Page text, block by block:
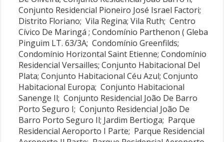
Conjunto Residencial Pioneiro José Israel Factori;
Distrito Floriano; Vila Regina; Vila Ruth; Centro
Cívico De Maringá ; Condomínio Parthenon ( Gleba
Pinguim LT. 63/3A; Condomínio Greenfilds;
Condomínio Horizontal Saint Etienne; Condomínio
Residencial Versailles; Conjunto Habitacional Del
Plata; Conjunto Habitacional Céu Azul; Conjunto
Habitacional Europa; Conjunto Habitacional
Sanenge Il; Conjunto Residencial João De Barro
Porto Seguro I; Conjunto Residencial João De
Barro Porto Seguro Il; Jardim Bertioga; Parque
Residencial Aeroporto I Parte; Parque Residencial